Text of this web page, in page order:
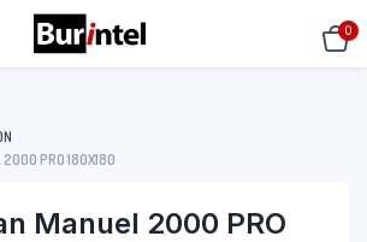
0
2000 PRO 180X180
Manuel 2000 PRO